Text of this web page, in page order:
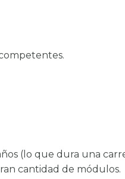
(lo que dura una
cantidad de módulos.